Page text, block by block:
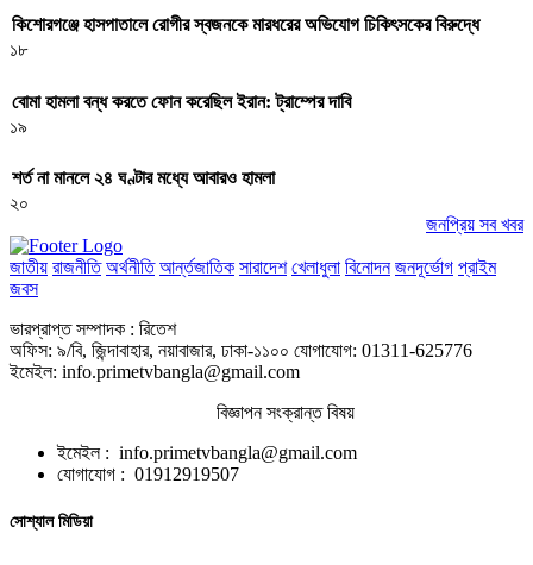
কিশোরগঞ্জে হাসপাতালে রোগীর স্বজনকে মারধরের অভিযোগ চিকিৎসকের বিরুদ্ধে
১৮
বোমা হামলা বন্ধ করতে ফোন করেছিল ইরান: ট্রাম্পের দাবি
১৯
শর্ত না মানলে ২৪ ঘণ্টার মধ্যে আবারও হামলা
২০
জনপ্রিয় সব খবর
জাতীয় রাজনীতি অর্থনীতি আর্ন্তজাতিক সারাদেশ খেলাধুলা বিনোদন জনদূর্ভোগ প্রাইম
জবস
ভারপ্রাপ্ত সম্পাদক : রিতেশ
অফিস: ৯/বি, জিন্দাবাহার, নয়াবাজার, ঢাকা-১১০০ যোগাযোগ: 01311-625776
ইমেইল: info.primetvbangla@gmail.com
বিজ্ঞাপন সংক্রান্ত বিষয়
ইমেইল : info.primetvbangla@gmail.com
যোগাযোগ : 01912919507
সোশ্যাল মিডিয়া